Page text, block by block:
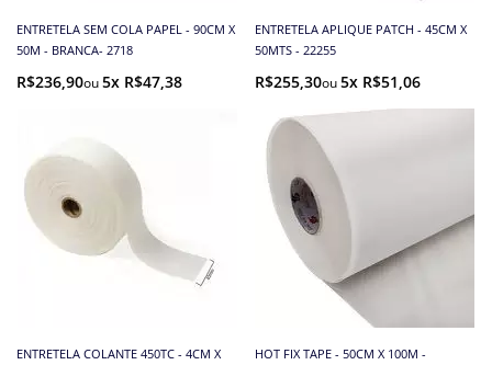
ENTRETELA SEM COLA PAPEL - 90CM X
50M - BRANCA- 2718
R$236,90 5x R$47,38
ENTRETELA APLIQUE PATCH - 45CM X
50MTS - 22255
R$255,30 5x R$51,06
ENTRETELA COLANTE 450TC - 4CM X
HOT FIX TAPE - 50CM X 100M -